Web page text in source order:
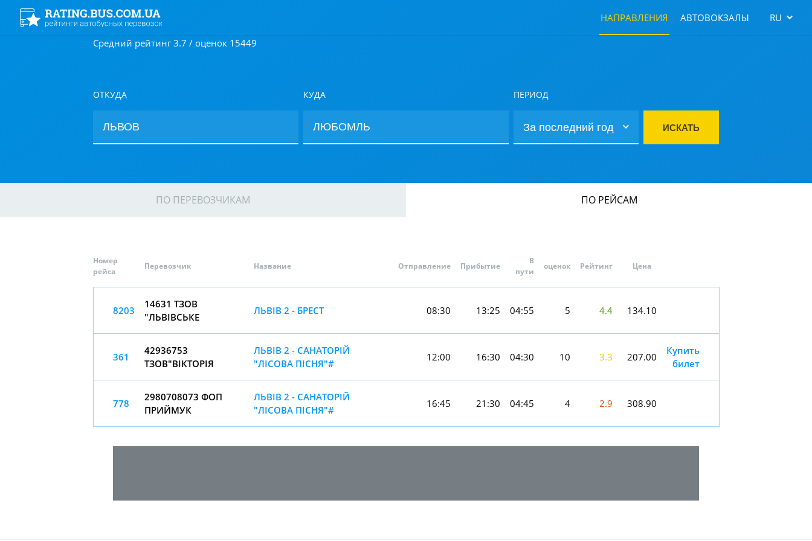
НАПРАВЛЕНИЯ АВТОВОКЗАЛЫ RU
Средний рейтинг 3.7 / оценок 15449
ОТКУДА КУДА ПЕРИОД
ИСКАТЬ
ПО ПЕРЕВОЗЧИКАМ ПО РЕЙСАМ
Номер
рейса
Перевозчик Название Отправление Прибытие
В
пути
оценок Рейтинг Цена
8203
14631 ТЗОВ
"ЛЬВІВСЬКЕ
ЛЬВІВ 2 - БРЕСТ 08:30 13:25 04:55 5 4.4 134.10
361
42936753
ТЗОВ"ВІКТОРІЯ
ЛЬВІВ 2 - САНАТОРІЙ
"ЛІСОВА ПІСНЯ"#
12:00 16:30 04:30 10 3.3 207.00
Купить
билет
778
2980708073 ФОП
ПРИЙМУК
ЛЬВІВ 2 - САНАТОРІЙ
"ЛІСОВА ПІСНЯ"#
16:45 21:30 04:45 4 2.9 308.90